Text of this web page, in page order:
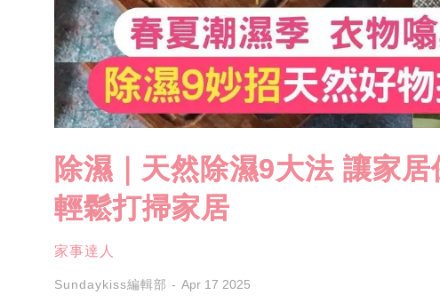
除濕｜天然除濕9大法 讓家
輕鬆打掃家居
家事達人
Sundaykiss編輯部 Apr 17 2025